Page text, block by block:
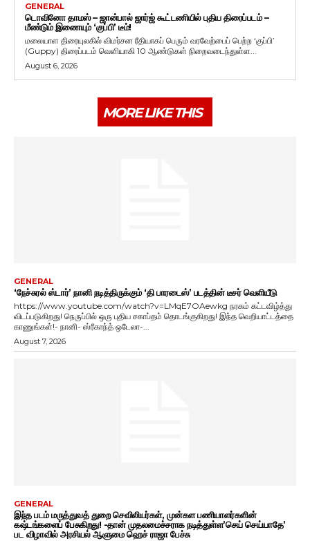
GENERAL
டொவினோ தாமஸ் – ஜான்பால் ஜார்ஜ் கூட்டணியில் புதிய திரைப்படம் –
மீண்டும் இணையும் ‘குப்பி’ டீம்!
மலையாள திரையுலகில் விமர்சன ரீதியாகப் பெரும் வரவேற்பைப் பெற்ற ‘குப்பி’
(Guppy) திரைப்படம் வெளியாகி 10 ஆண்டுகள் நிறைவடைந்துள்ள...
August 6, 2026
MORE LIKE THIS
GENERAL
‘நேச்சுரல் ஸ்டார்’ நானி நடித்திருக்கும் ‘தி பாரடைஸ்’ படத்தின் டீசர் வெளியீடு
https://www.youtube.com/watch?v=LMqE7OAewkg நரகம் கட்டவிழ்த்து
விடப்படுகிறது! நெருப்பில் ஒரு புதிய சகாப்தம் தொடங்குகிறது! இந்த வெறியாட்டத்தை
காணுங்கள்!- நானி- ஸ்ரீகாந்த் ஒடேலா-...
August 7, 2026
GENERAL
இந்த படம் மருத்துவத் துறை செவிலியர்கள், முன்கள பணியாளர்களின்
கஷ்டங்களைப் பேசுகிறது! -தான் முதலமைச்சராக நடித்துள்ள’செய் செய்யாதே’
பட விழாவில் அரசியல் ஆளுமை ஹெச் ராஜா பேச்சு